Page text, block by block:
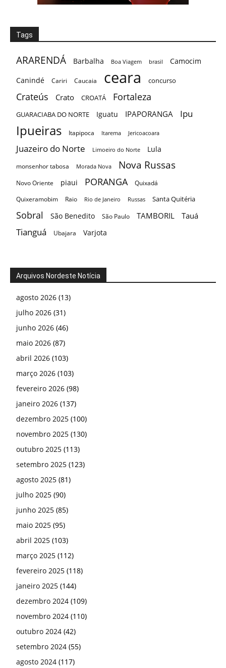
Tags
ARARENDÁ Barbalha Boa Viagem brasil
Camocim
Canindé
Cariri Caucaia ceara concurso
Crateús Crato CROATÁ Fortaleza
GUARACIABA DO NORTE Iguatu IPAPORANGA Ipu
Ipueiras Itapipoca Itarema Jericoacoara
Juazeiro do Norte Limoeiro do Norte Lula
monsenhor tabosa Morada Nova Nova Russas
Novo Oriente piaui PORANGA
Quixadá
Quixeramobim
Raio Rio de Janeiro Russas Santa Quitéria
Sobral São Benedito São Paulo TAMBORIL Tauá
Tianguá Ubajara Varjota
Arquivos Nordeste Notícia
agosto 2026 (13)
julho 2026 (31)
junho 2026 (46)
maio 2026 (87)
abril 2026 (103)
março 2026 (103)
fevereiro 2026 (98)
janeiro 2026 (137)
dezembro 2025 (100)
novembro 2025 (130)
outubro 2025 (113)
setembro 2025 (123)
agosto 2025 (81)
julho 2025 (90)
junho 2025 (85)
maio 2025 (95)
abril 2025 (103)
março 2025 (112)
fevereiro 2025 (118)
janeiro 2025 (144)
dezembro 2024 (109)
novembro 2024 (110)
outubro 2024 (42)
setembro 2024 (55)
agosto 2024 (117)